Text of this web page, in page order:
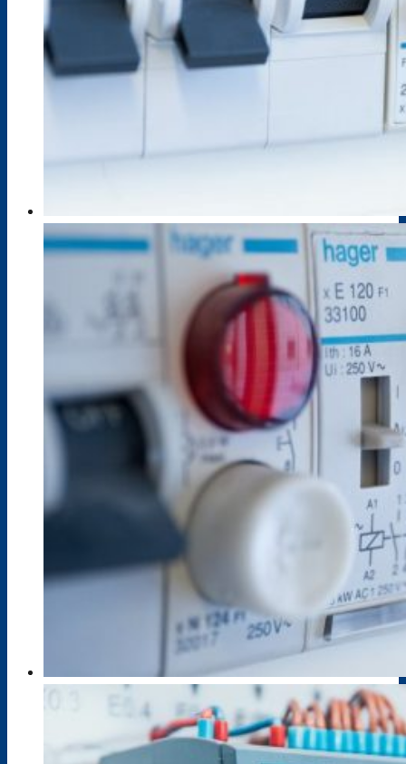
Standorte
Berufsausbildung im Dualen System
Berufsfelderprobung (Werkstatttage)
Berufsvorbereitung / AV-SH ohne ESA
Berufliches Gymnasium
Berufsfachschule III
AV-SH mit ESA, ehem. BFS I